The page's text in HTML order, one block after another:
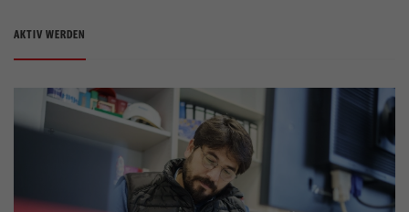
AKTIV WERDEN